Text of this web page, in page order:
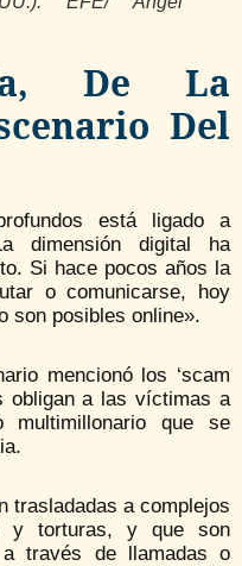
De La
Del
está ligado a
dimensión digital ha
Si hace pocos años la
o comunicarse, hoy
son posibles online».
mencionó los ‘scam
obligan a las víctimas a
multimillonario que se
trasladadas a complejos
y torturas, y que son
través de llamadas o